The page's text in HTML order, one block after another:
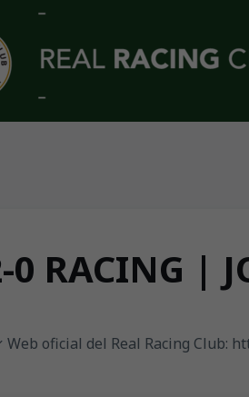
0 RACING |
oficial del Real Racing Club: